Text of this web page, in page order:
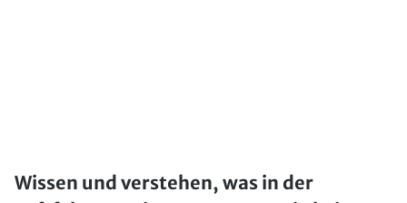
Wissen und verstehen, was in der